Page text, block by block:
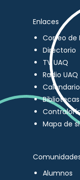
Enlaces
Correo de
Directorio
TV UAQ
Radio UAQ
Bibliotecas
Mapa de
Alumnos